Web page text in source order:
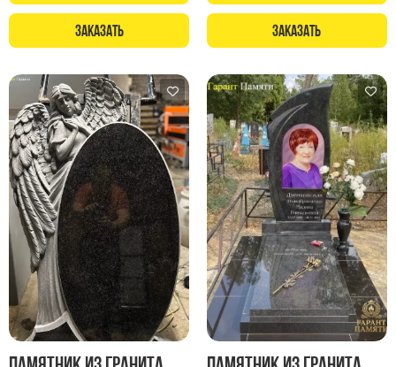
Памятники стандартные
Памятники черные
Памятники со свечей
Памятники в виде дерева
Памятники с лебедями
Памятники в форме волны
Хачкары
Памятники ростовые
Памятники в форме скалы
Памятник Родителям
Флагштоки
Мемориальные доски
Заказать Заказать